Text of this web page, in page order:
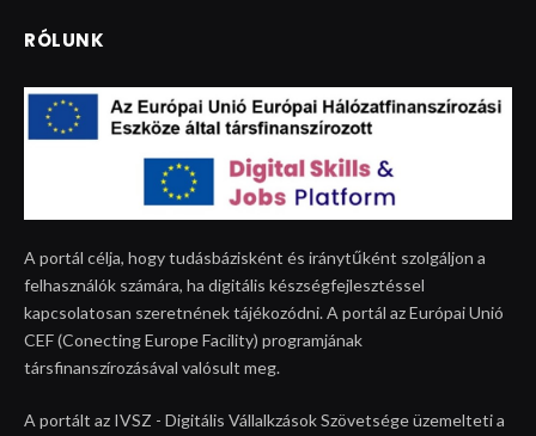
RÓLUNK
A portál célja, hogy tudásbázisként és iránytűként szolgáljon a
felhasználók számára, ha digitális készségfejlesztéssel
kapcsolatosan szeretnének tájékozódni. A portál az Európai Unió
CEF (Conecting Europe Facility) programjának
társfinanszírozásával valósult meg.
A portált az IVSZ - Digitális Vállalkzások Szövetsége üzemelteti a